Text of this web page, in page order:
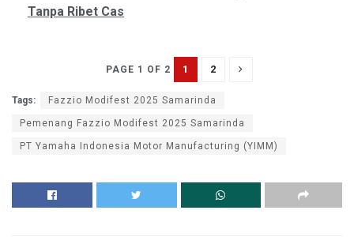
Tanpa Ribet Cas
PAGE 1 OF 2 1 2
Tags: Fazzio Modifest 2025 Samarinda
Pemenang Fazzio Modifest 2025 Samarinda
PT Yamaha Indonesia Motor Manufacturing (YIMM)